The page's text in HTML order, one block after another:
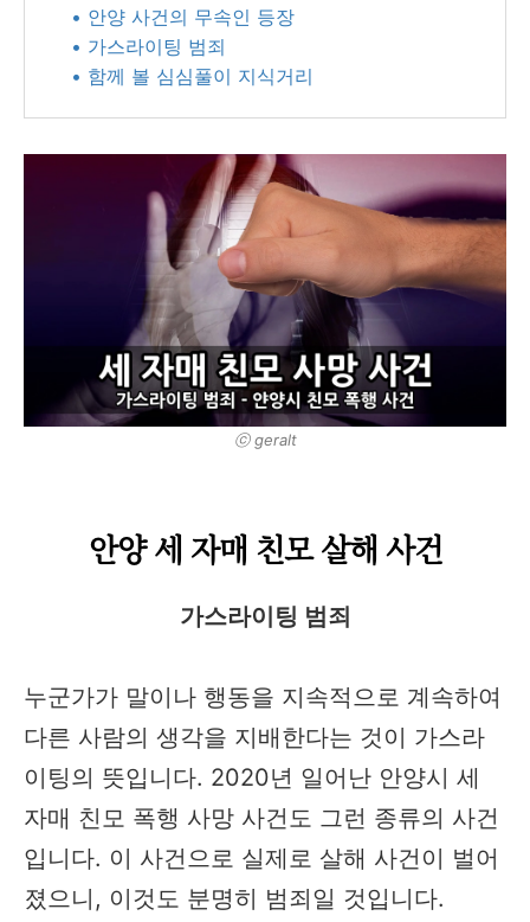
• 안양 사건의 무속인 등장
• 가스라이팅 범죄
• 함께 볼 심심풀이 지식거리
ⓒ geralt
안양 세 자매 친모 살해 사건
가스라이팅 범죄
누군가가 말이나 행동을 지속적으로 계속하여
다른 사람의 생각을 지배한다는 것이 가스라
이팅의 뜻입니다. 2020년 일어난 안양시 세
자매 친모 폭행 사망 사건도 그런 종류의 사건
입니다. 이 사건으로 실제로 살해 사건이 벌어
졌으니, 이것도 분명히 범죄일 것입니다.